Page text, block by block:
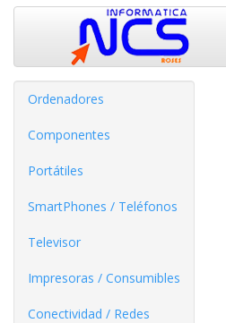
Ordenadores
Componentes
Portátiles
SmartPhones / Teléfonos
Televisor
Impresoras / Consumibles
Conectividad / Redes